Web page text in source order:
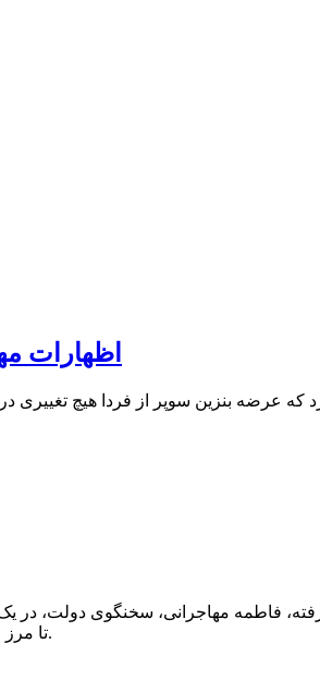
اظهارات
که عرضه بنزین سوپر از فردا هیچ تغییری
فاطمه مهاجرانی، سخنگوی دولت، در
تا مرز میان سیاست‌های جدید توزیع سوخت و ثبات قیمت‌ها را به طور شفاف مشخص کند.